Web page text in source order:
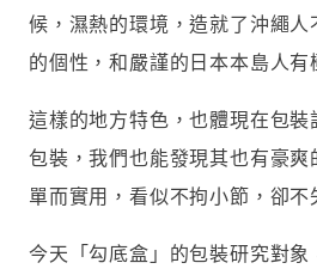
候，濕熱的環境，造就了沖繩
的個性，和嚴謹的日本本島人有
這樣的地方特色，也體現在包
包裝，我們也能發現其也有豪
單而實用，看似不拘小節，卻不
今天「勾底盒」的包裝研究對